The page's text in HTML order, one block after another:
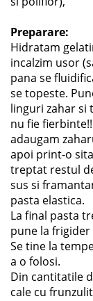
Preparare:
Hidratam
incalzim usor
pana se
se topeste.
linguri zahar si
nu fie
adaugam
apoi print-o
treptat restul
sus si
pasta elastica.
La final pasta
pune la
Se tine la
a o folosi.
Din cantitatile
cale cu